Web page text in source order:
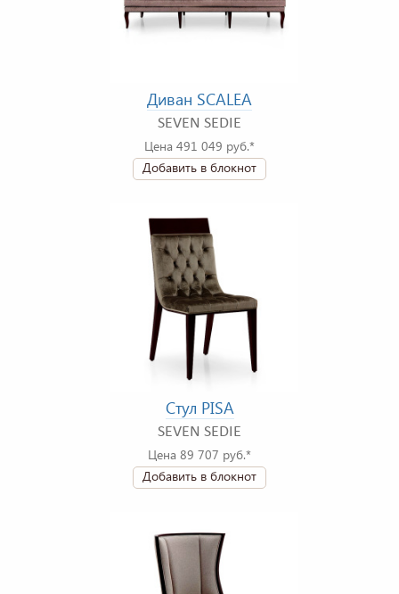
Диван SCALEA
SEVEN SEDIE
Цена 491 049 руб.*
Добавить в блокнот
Стул PISA
SEVEN SEDIE
Цена 89 707 руб.*
Добавить в блокнот